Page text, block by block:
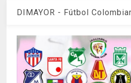
DIMAYOR - Fútbol